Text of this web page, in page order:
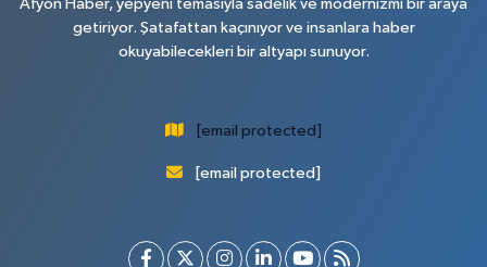
Afyon Haber, yepyeni temasıyla sadelik ve modernizmi bir araya
getiriyor. Şatafattan kaçınıyor ve insanlara haber
okuyabilecekleri bir altyapı sunuyor.
[email protected]
[email protected]